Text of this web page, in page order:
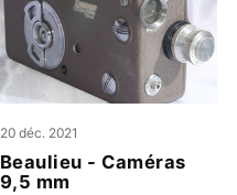
20 déc. 2021
Beaulieu - Caméras
9,5 mm